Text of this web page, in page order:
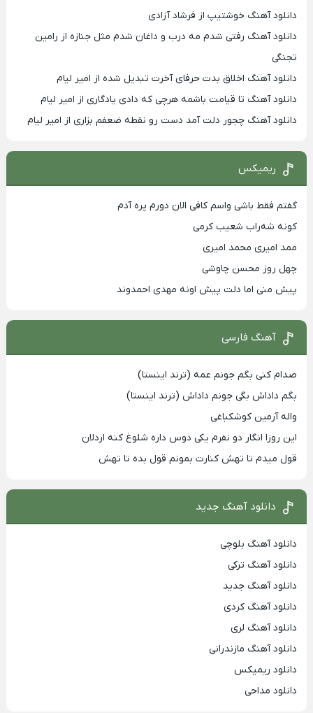
دانلود آهنگ خوشتیپ از فرشاد آزادی
دانلود آهنگ رفتی شدم مه درب و داغان شدم مثل جنازه از رامین
تجنگی
دانلود آهنگ اخلاق بدت حرفای آخرت تبدیل شده از امیر لیام
دانلود آهنگ تا قیامت باشمه هرچی که دادی یادگاری از امیر لیام
دانلود آهنگ چجور دلت آمد دست رو نقطه ضعفم بزاری از امیر لیام
ریمیکس
گفتم فقط باشی واسم کافی الان دورم پره آدم
کونه شه‌راب شعیب کرمی
ممد امیری محمد امیری
چهل روز محسن چاوشی
پیش منی اما دلت پیش اونه مهدی احمدوند
آهنگ فارسی
صدام کنی بگم جونم عمه (ترند اینستا)
بگم داداش بگی جونم داداش (ترند اینستا)
واله آرمین کوشکباغی
این روزا انگار دو نفرم یکی دوس داره شلوغ کنه اردلان
قول میدم تا تهش کنارت بمونم قول بده تا تهش
دانلود آهنگ جدید
دانلود آهنگ بلوچی
دانلود آهنگ ترکی
دانلود آهنگ جدید
دانلود آهنگ کردی
دانلود آهنگ لری
دانلود آهنگ مازندرانی
دانلود ریمیکس
دانلود مداحی